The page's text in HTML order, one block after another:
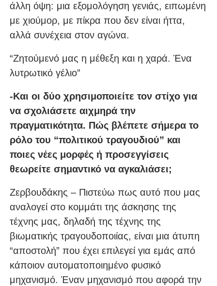
άλλη όψη: μια εξομολόγηση γενιάς, ειπωμένη
με χιούμορ, με πίκρα που δεν είναι ήττα,
αλλά συνέχεια στον αγώνα.
“Ζητούμενό μας η μέθεξη και η χαρά. Ένα
λυτρωτικό γέλιο”
-Και οι δύο χρησιμοποιείτε τον στίχο για
να σχολιάσετε αιχμηρά την
πραγματικότητα. Πώς βλέπετε σήμερα το
ρόλο του “πολιτικού τραγουδιού” και
ποιες νέες μορφές ή προσεγγίσεις
θεωρείτε σημαντικό να αγκαλιάσει;
Ζερβουδάκης – Πιστεύω πως αυτό που μας
αναλογεί στο κομμάτι της άσκησης της
τέχνης μας, δηλαδή της τέχνης της
βιωματικής τραγουδοποιίας, είναι μια άτυπη
“αποστολή” που έχει επιλεγεί για εμάς από
κάποιον αυτοματοποιημένο φυσικό
μηχανισμό. Έναν μηχανισμό που αφορά την